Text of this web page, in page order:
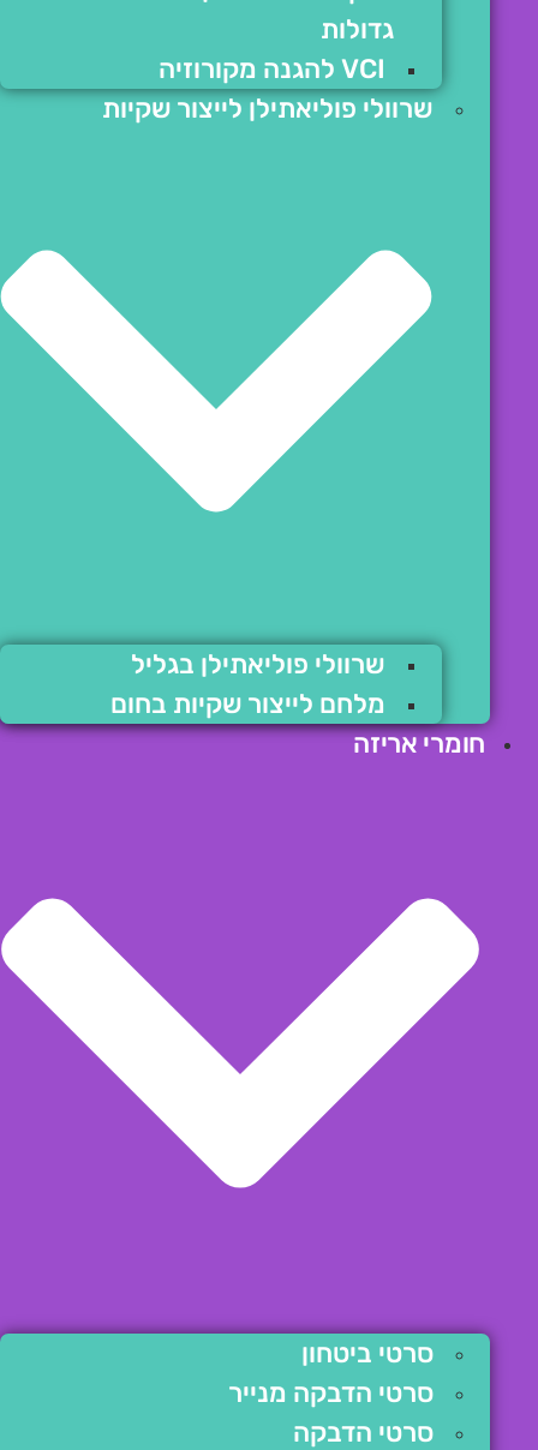
גדולות
VCI להגנה מקורוזיה
שרוולי פוליאתילן לייצור שקיות
שרוולי פוליאתילן בגליל
מלחם לייצור שקיות בחום
חומרי אריזה
סרטי ביטחון
סרטי הדבקה מנייר
סרטי הדבקה